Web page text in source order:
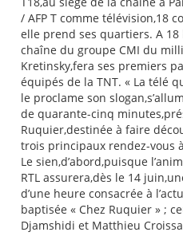
/ AFP T comme télévision,18
elle prend ses quartiers. A
chaîne du groupe CMI du
Kretinsky,fera ses premiers
équipés de la TNT. « La télé
le proclame son
de quarante-cinq
Ruquier,destinée à faire
trois principaux rendez-vous
Le sien,d’abord,puisque
RTL assurera,dès le 14
d’une heure consacrée à
baptisée « Chez Ruquier » ;
Djamshidi et Matthieu